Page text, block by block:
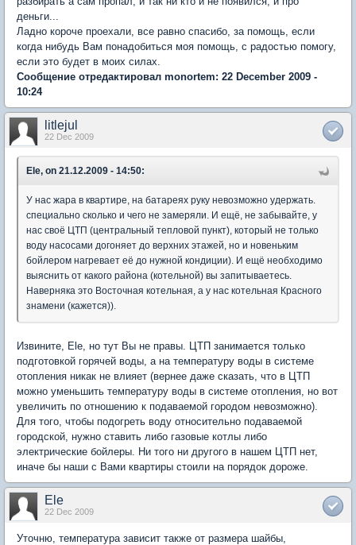
деньги...
Ладно короче проехали, все равно спасибо, за помощь, если
когда нибудь Вам понадобиться моя помощь, с радостью помогу,
если это будет в моих силах.
Сообщение отредактировал monortem: 22 December 2009 -
10:24
litlejul
22 Dec 2009
Ele, on 21.12.2009 - 14:50:
У нас жара в квартире, на батареях руку невозможно удержать.
специально сколько и чего не замеряли. И ещё, не забывайте, у
нас своё ЦТП (центральный тепловой пункт), который не только
воду насосами догоняет до верхних этажей, но и новеньким
бойлером нагревает её до нужной кондиции). И ещё необходимо
выяснить от какого района (котельной) вы запитываетесь.
Наверняка это Восточная котельная, а у нас котельная Красного
знамени (кажется)).
Извините, Ele, но тут Вы не правы. ЦТП занимается только
подготовкой горячей воды, а на температуру воды в системе
отопления никак не влияет (вернее даже сказать, что в ЦТП
можно уменьшить температуру воды в системе отопления, но вот
увеличить по отношению к подаваемой городом невозможно).
Для того, чтобы подогреть воду относительно подаваемой
городской, нужно ставить либо газовые котлы либо
электрические бойлеры. Ни того ни другого в нашем ЦТП нет,
иначе бы наши с Вами квартиры стоили на порядок дороже.
Ele
22 Dec 2009
Уточню, температура зависит также от размера шайбы,